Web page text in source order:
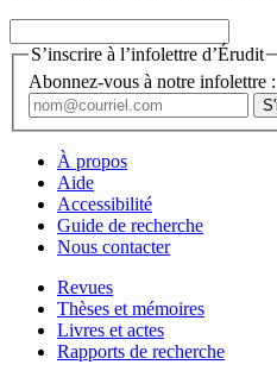
S’inscrire à l’infolettre d’Érudit
Abonnez-vous à notre infolettre :
À propos
Aide
Accessibilité
Guide de recherche
Nous contacter
Revues
Thèses et mémoires
Livres et actes
Rapports de recherche